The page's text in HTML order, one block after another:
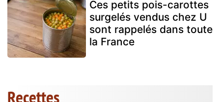
Ces petits pois-carottes
surgelés vendus chez U
sont rappelés dans toute
la France
Recettes